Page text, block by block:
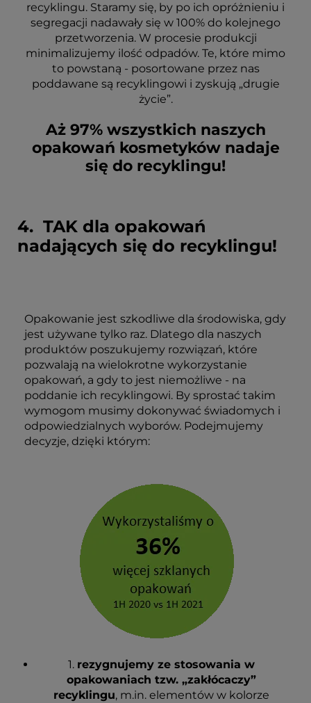
recyklingu. Staramy się, by po ich opróżnieniu i
segregacji nadawały się w 100% do kolejnego
przetworzenia. W procesie produkcji
minimalizujemy ilość odpadów. Te, które mimo
to powstaną - posortowane przez nas
poddawane są recyklingowi i zyskują „drugie
życie”.
Aż 97% wszystkich naszych
opakowań kosmetyków nadaje
się do recyklingu!
4. TAK dla opakowań
nadających się do recyklingu!
Opakowanie jest szkodliwe dla środowiska, gdy
jest używane tylko raz. Dlatego dla naszych
produktów poszukujemy rozwiązań, które
pozwalają na wielokrotne wykorzystanie
opakowań, a gdy to jest niemożliwe - na
poddanie ich recyklingowi. By sprostać takim
wymogom musimy dokonywać świadomych i
odpowiedzialnych wyborów. Podejmujemy
decyzje, dzięki którym:
1. rezygnujemy ze stosowania w
opakowaniach tzw. „zakłócaczy”
recyklingu, m.in. elementów w kolorze